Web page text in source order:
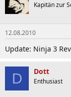
Kapitän zur
12.08.2010
Update: Ninja 3
D Dott
Enthusiast